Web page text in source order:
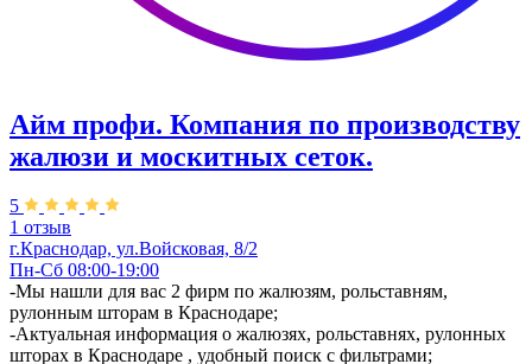
Айм профи. Компания по производству
жалюзи и москитных сеток.
5
1 отзыв
г.Краснодар, ул.​Войсковая, 8/2
Пн-Сб 08:00-19:00
-Мы нашли для вас 2 фирм по жалюзям, рольставням,
рулонным шторам в Краснодаре;
-Актуальная информация о жалюзях, рольставнях, рулонных
шторах в Краснодаре , удобный поиск с фильтрами;